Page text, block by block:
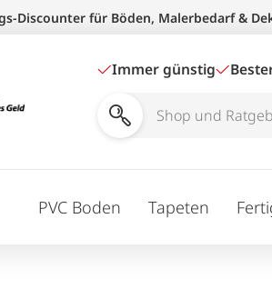
Discounter für Böden, Malerbedarf &
Immer günstig
Shop
durchsuchen
PVC Boden Tapeten